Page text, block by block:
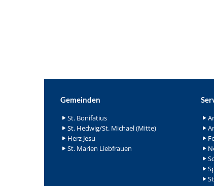
Gemeinden
St. Bonifatius
St. Hedwig/St. Michael (Mitte)
Herz Jesu
St. Marien Liebfrauen